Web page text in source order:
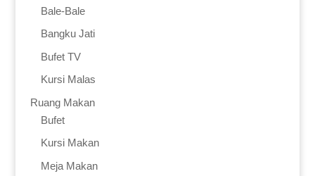
Bale-Bale
Bangku Jati
Bufet TV
Kursi Malas
Ruang Makan
Bufet
Kursi Makan
Meja Makan